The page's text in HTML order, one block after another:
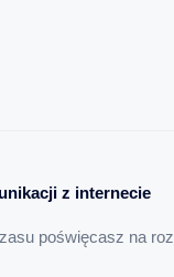
z internecie
poświęcasz na